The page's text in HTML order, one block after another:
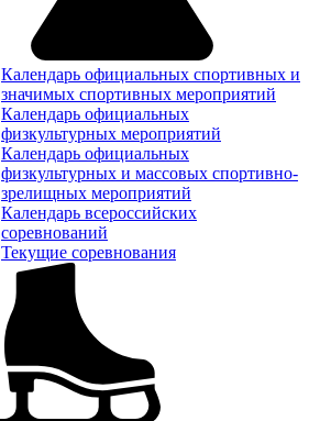
Календарь официальных спортивных и
значимых спортивных мероприятий
Календарь официальных
физкультурных мероприятий
Календарь официальных
физкультурных и массовых спортивно-
зрелищных мероприятий
Календарь всероссийских
соревнований
Текущие соревнования